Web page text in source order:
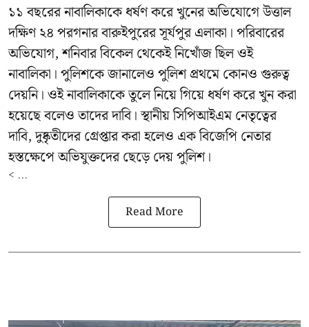
১১ বছরের নাবালিকাকে ধর্ষণ করে খুনের অভিযোগে উত্তাল
দক্ষিণ ২৪ পরগনার বারুইপুরের সূর্যপুর এলাকা। পরিবারের
অভিযোগ, শনিবার বিকেল থেকেই নিখোঁজ ছিল ওই
নাবালিকা। পুলিশকে জানালেও পুলিশ প্রথমে কোনও গুরুত্ব
দেয়নি। ওই নাবালিকাকে তুলে নিয়ে গিয়ে ধর্ষণ করে খুন করা
হয়েছে বলেও তাদের দাবি। স্থানীয় সিপিআইএম নেতৃত্বের
দাবি, দুষ্কৃতীদের গ্রেপ্তার করা হলেও এক বিজেপি নেতার
হস্তক্ষেপে অভিযুক্তদের ছেড়ে দেয় পুলিশ।
< ...
Read More